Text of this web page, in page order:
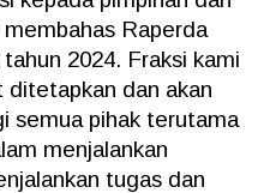
Raperda
2024. Fraksi kami
ditetapkan dan akan
semua pihak terutama
menjalankan
tugas dan